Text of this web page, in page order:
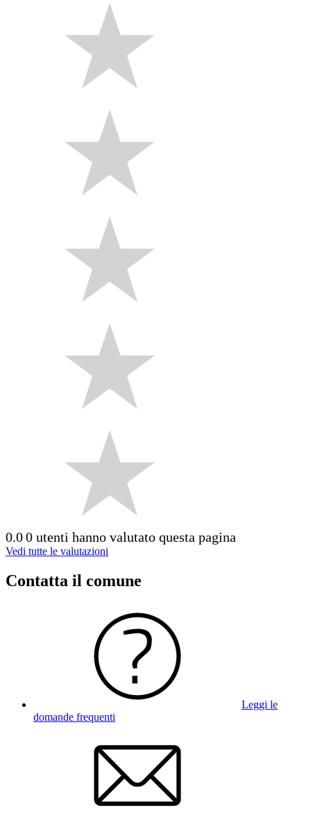
0.00 utenti hanno valutato questa pagina
Vedi tutte le valutazioni
Contatta il comune
Leggi le
domande frequenti